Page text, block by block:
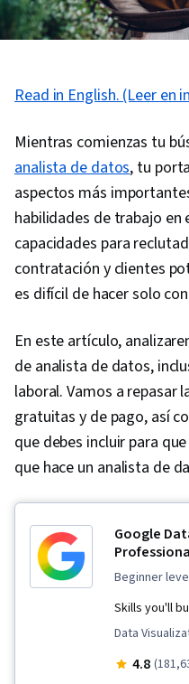
Read in English. (Leer en
Mientras comienzas tu
analista de datos, tu
aspectos más
habilidades de trabajo en
capacidades para
contratación y clientes
es difícil de hacer solo
En este artículo,
de analista de datos,
laboral. Vamos a repasar
gratuitas y de pago, así
que debes incluir para
que hace un analista de
Google
beginner
Skills you'll
Data
Data4.8